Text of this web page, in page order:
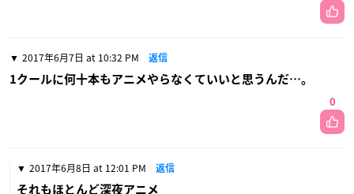
2017年6月7日 at 10:32 PM 返信
1クールに何十本もアニメやらなくていいと思うんだ…。
0
2017年6月8日 at 12:01 PM 返信
それもほとんど深夜アニメ